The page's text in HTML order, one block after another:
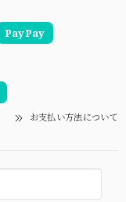
PayPay
お支払い方法について